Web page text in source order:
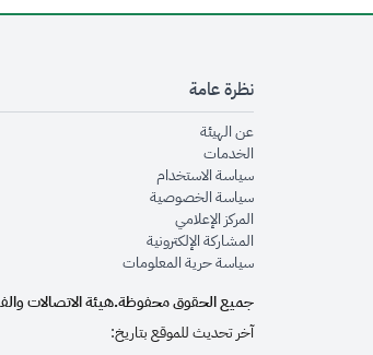
نظرة عامة
عن الهيئةopens in new window
الخدماتopens in new window
سياسة الاستخدامopens in new window
سياسة الخصوصيةopens in new window
المركز الإعلاميopens in new window
المشاركة الإلكترونيةopens in new window
سياسة حرية المعلوماتin new window
جميع الحقوق محفوظة.هيئة الاتصالات
آخر تحديث للموقع بتاريخ: